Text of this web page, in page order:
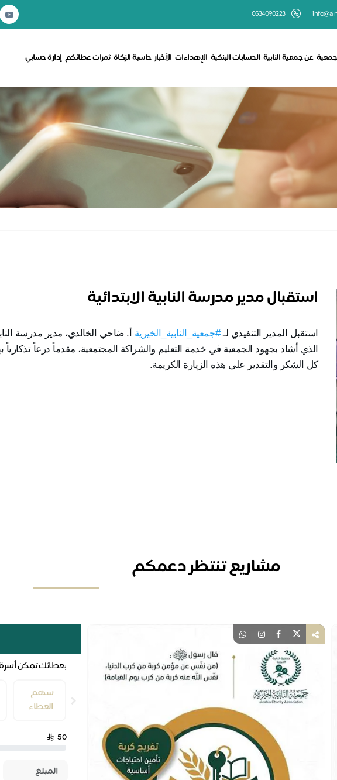
0534090223
عن جمعية النابية الحسابات البنكية الإهداءات الأخبار حاسبة الزكاة ثمرات عطائكم إدارة حسابي
استقبال مدير مدرسة النابية الابتدائية
استقبل المدير التنفيذي لـ #جمعية_النابية_الخيرية
كل الشكر والتقدير على هذه الزيارة الكريمة.
مشاريع تنتظر دعمكم
بعطائك تمكن أسرة
سهم
العطاء
50